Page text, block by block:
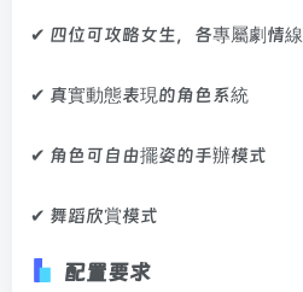
✔ 四位可攻略女生，各專屬劇情線
✔ 真實動態表現的角色系統
✔ 角色可自由擺姿的手辦模式
✔ 舞蹈欣賞模式
配置要求